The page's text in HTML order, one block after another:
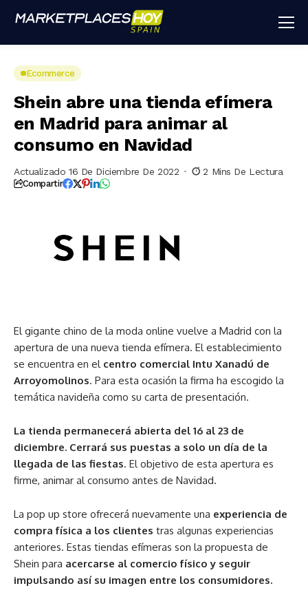
Ecommerce
Shein abre una tienda efímera
en Madrid para animar al
consumo en Navidad
Actualizado 16 De Diciembre De 2022 2 Mins De Lectura
Compartir
El gigante chino de la moda online vuelve a Madrid con la
apertura de una nueva tienda efímera. El establecimiento
se encuentra en el centro comercial Intu Xanadú de
Arroyomolinos. Para esta ocasión la firma ha escogido la
temática navideña como su carta de presentación.
La tienda permanecerá abierta del 16 al 23 de
diciembre. Cerrará sus puestas a solo un día de la
llegada de las fiestas. El objetivo de esta apertura es
firme, animar al consumo antes de Navidad.
La pop up store ofrecerá nuevamente una experiencia de
compra física a los clientes tras algunas experiencias
anteriores. Estas tiendas efímeras son la propuesta de
Shein para acercarse al comercio físico y seguir
impulsando así su imagen entre los consumidores.